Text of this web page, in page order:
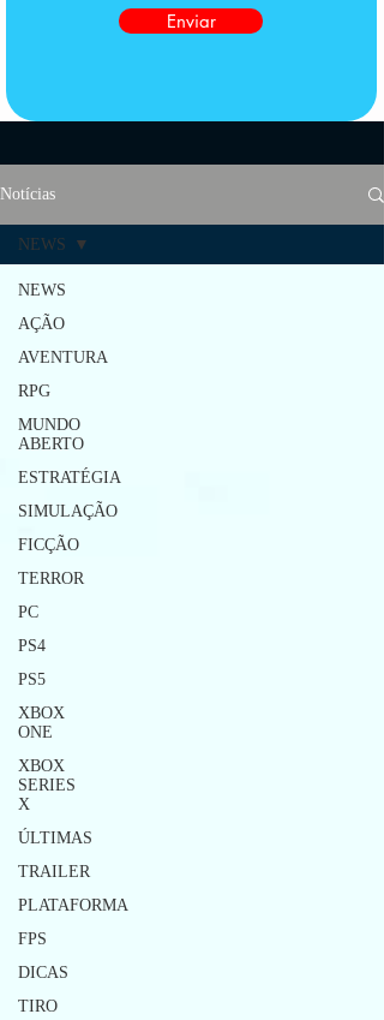
Enviar
Notícias
NEWS
AÇÃO
AVENTURA
RPG
MUNDO
ABERTO
ESTRATÉGIA
SIMULAÇÃO
FICÇÃO
TERROR
PC
PS4
PS5
XBOX
ONE
XBOX
SERIES
X
ÚLTIMAS
TRAILER
PLATAFORMA
FPS
DICAS
TIRO
NEWS